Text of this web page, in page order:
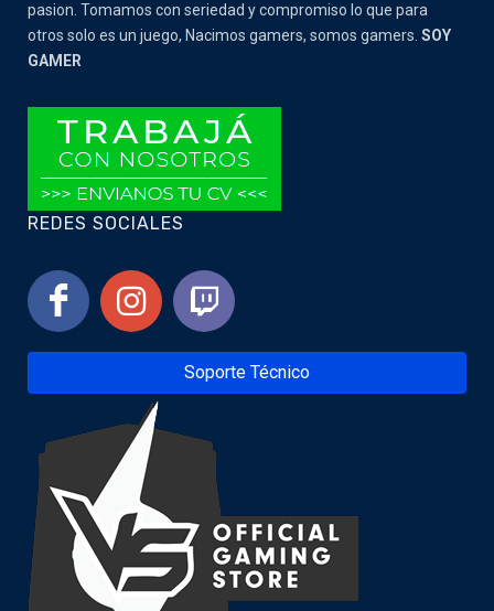
pasion. Tomamos con seriedad y compromiso lo que para
otros solo es un juego, Nacimos gamers, somos gamers. SOY
GAMER
REDES SOCIALES
Soporte Técnico